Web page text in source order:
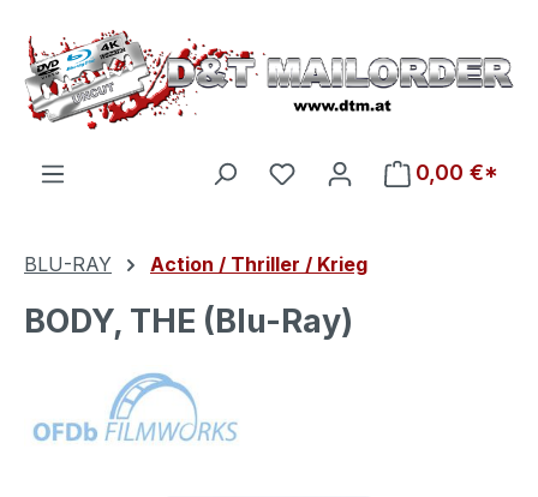
Zum Hauptinhalt springen
Du hast 0 Produkte auf
0,00 €*
BLU-RAY Action / Thriller / Krieg
BODY, THE (Blu-Ray)